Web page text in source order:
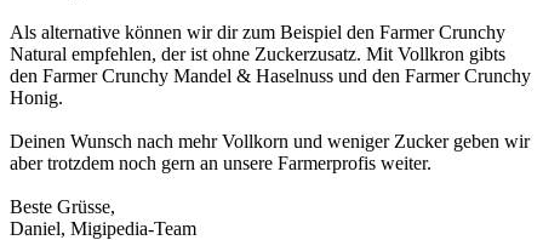
Als alternative können wir dir zum Beispiel den Farmer Crunchy
Natural empfehlen, der ist ohne Zuckerzusatz. Mit Vollkron gibts
den Farmer Crunchy Mandel & Haselnuss und den Farmer Crunchy
Honig.
Deinen Wunsch nach mehr Vollkorn und weniger Zucker geben wir
aber trotzdem noch gern an unsere Farmerprofis weiter.
Beste Grüsse,
Daniel, Migipedia-Team